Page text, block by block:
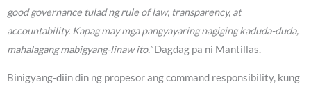
good governance tulad ng rule of law, transparency, at
accountability. Kapag may mga pangyayaring nagiging kaduda-duda,
mahalagang mabigyang-linaw ito.”Dagdag pa ni Mantillas.
Binigyang-diin din ng propesor ang command responsibility, kung